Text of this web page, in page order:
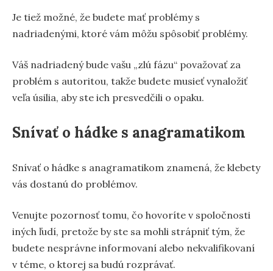
Je tiež možné, že budete mať problémy s
nadriadenými, ktoré vám môžu spôsobiť problémy.
Váš nadriadený bude vašu „zlú fázu“ považovať za
problém s autoritou, takže budete musieť vynaložiť
veľa úsilia, aby ste ich presvedčili o opaku.
Snívať o hádke s anagramatikom
Snívať o hádke s anagramatikom znamená, že klebety
vás dostanú do problémov.
Venujte pozornosť tomu, čo hovoríte v spoločnosti
iných ľudí, pretože by ste sa mohli strápniť tým, že
budete nesprávne informovaní alebo nekvalifikovaní
v téme, o ktorej sa budú rozprávať.